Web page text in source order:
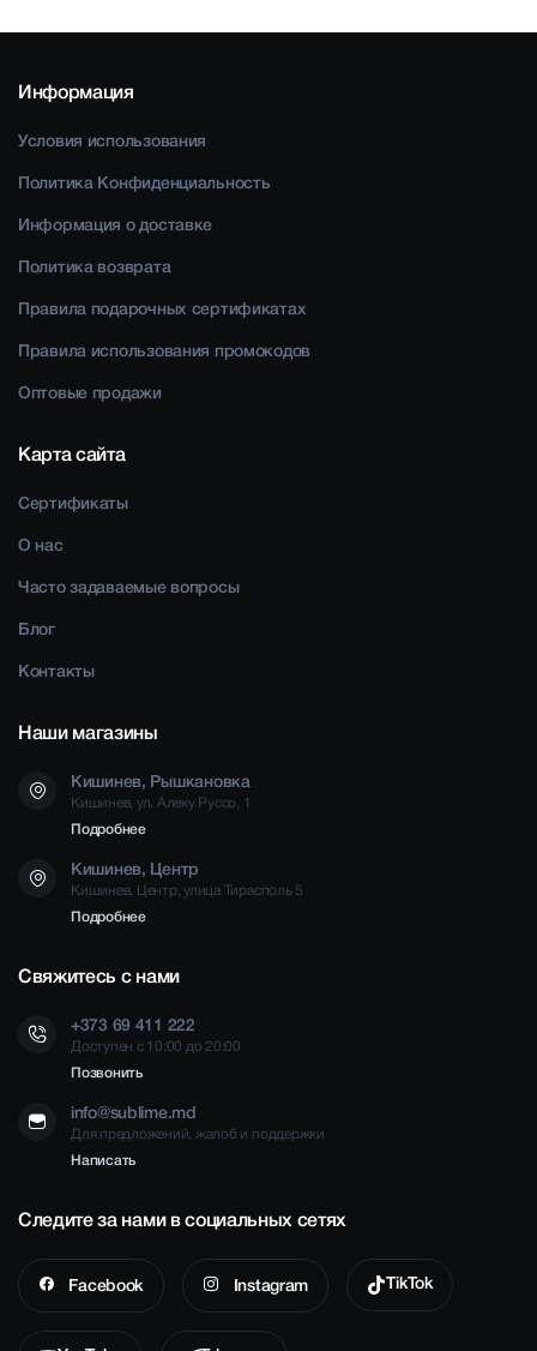
Информация
Условия использования
Политика Конфиденциальность
Информация о доставке
Политика возврата
Правила подарочных сертификатах
Правила использования промокодов
Оптовые продажи
Карта сайта
Сертификаты
О нас
Часто задаваемые вопросы
Блог
Контакты
Наши магазины
Кишинев, Рышкановка
Кишинев, ул. Алеку Руссо, 1
Подробнее
Кишинев, Центр
Кишинев, Центр, улица Тирасполь 5
Подробнее
Свяжитесь с нами
+373 69 411 222
Доступен с 10:00 до 20:00
Позвонить
info@sublime.md
Для предложений, жалоб и поддержки
Написать
Следите за нами в социальных сетях
Facebook Instagram TikTok